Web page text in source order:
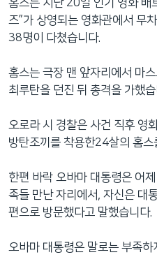
로
즈”가 상영되는 영화관에서 무
38명이 다쳤습니다.
홈스는 극장 맨 앞자리에서 마
최루탄을 던진 뒤 총격을 가했습
오로라 시 경찰은 사건 직후 영
방탄조끼를 착용한24살의 홈스
한편 바락 오바마 대통령은 어
족들 만난 자리에서, 자신은 대
편으로 방문했다고 말했습니다.
오바마 대통령은 말로는 부족